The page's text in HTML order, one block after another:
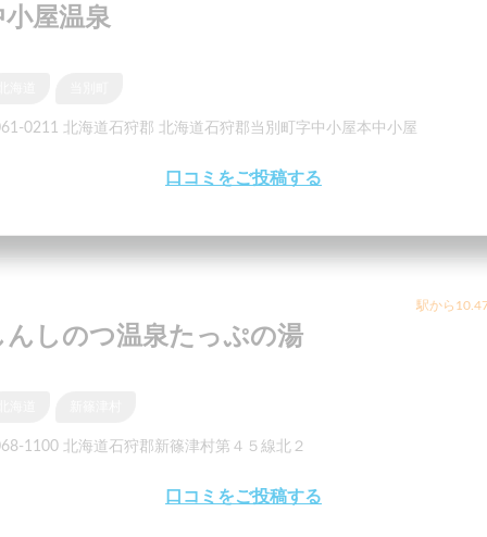
小屋温泉
0211 北海道石狩郡 北海道石狩郡当別町字中小屋本中小屋
口コミをご投稿する
駅から
んしのつ温泉たっぷの湯
1100 北海道石狩郡新篠津村第４５線北２
口コミをご投稿する